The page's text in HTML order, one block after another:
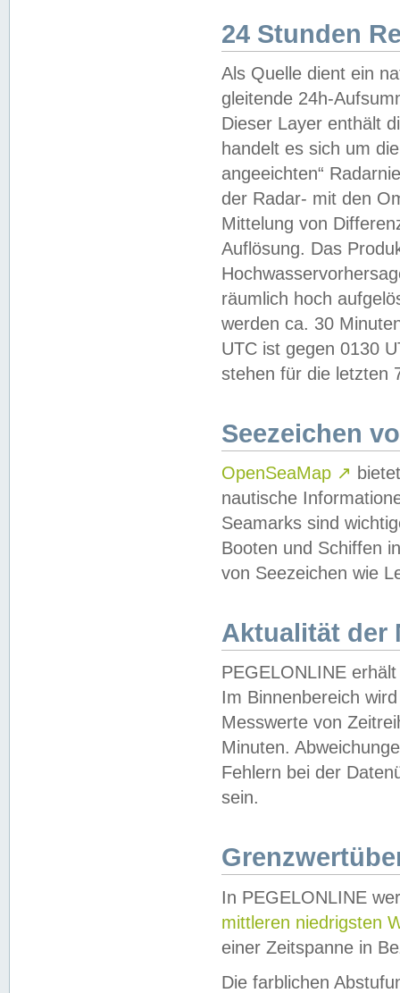
24 Stunden
Als Quelle dient ein
gleitende 24h-
Dieser Layer enthält
handelt es sich um
angeeichten“
der Radar- mit den
Mittelung von
Auflösung. Das
räumlich hoch
werden ca. 30
UTC ist gegen 0130
stehen für die letzten
Seezeichen
OpenSeaMap ↗
nautische
Seamarks sind
Booten und Schiffen
von Seezeichen wie
Aktualität der
PEGELONLINE
Im Binnenbereich
Messwerte von
Minuten.
Fehlern bei der
sein.
In PEGELONLINE
mittleren niedrigsten
einer Zeitspanne in
Die farblichen